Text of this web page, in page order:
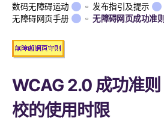
数码无障碍运动
发布指引及提示
无障碍网页手册
无障碍网页成功准
WCAG 2.0 成功准则
校的使用时限